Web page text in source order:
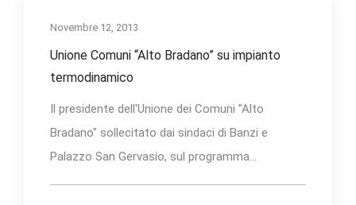
Novembre 12, 2013
Unione Comuni “Alto Bradano” su impianto
termodinamico
Il presidente dell'Unione dei Comuni "Alto
Bradano" sollecitato dai sindaci di Banzi e
Palazzo San Gervasio, sul programma...